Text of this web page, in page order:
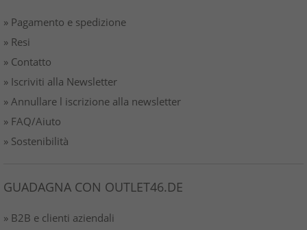
» Pagamento e spedizione
» Resi
» Contatto
» Iscriviti alla Newsletter
» Annullare l iscrizione alla newsletter
» FAQ/Aiuto
» Sostenibilità
GUADAGNA CON OUTLET46.DE
» B2B e clienti aziendali